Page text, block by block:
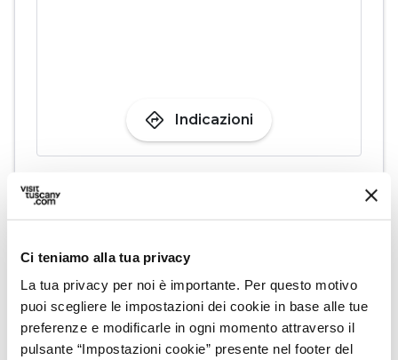
Ci teniamo alla tua privacy
La tua privacy per noi è importante. Per questo motivo
puoi scegliere le impostazioni dei cookie in base alle tue
preferenze e modificarle in ogni momento attraverso il
pulsante “Impostazioni cookie” presente nel footer del
directions Indicazioni
Informazioni
home
Ferriera dei Barsi
Via di Candalla, 264, 55041 Camaiore LU,
Italia